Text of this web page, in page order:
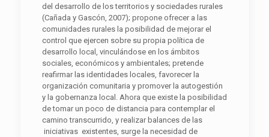
del desarrollo de los territorios y sociedades rurales
(Cañada y Gascón, 2007); propone ofrecer a las
comunidades rurales la posibilidad de mejorar el
control que ejercen sobre su propia política de
desarrollo local, vinculándose en los ámbitos
sociales, económicos y ambientales; pretende
reafirmar las identidades locales, favorecer la
organización comunitaria y promover la autogestión
y la gobernanza local. Ahora que existe la posibilidad
de tomar un poco de distancia para contemplar el
camino transcurrido, y realizar balances de las
iniciativas existentes, surge la necesidad de